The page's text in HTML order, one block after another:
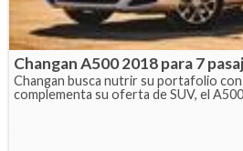
Changan A500 2018 para 7
Changan busca nutrir su portafolio
complementa su oferta de SUV, el